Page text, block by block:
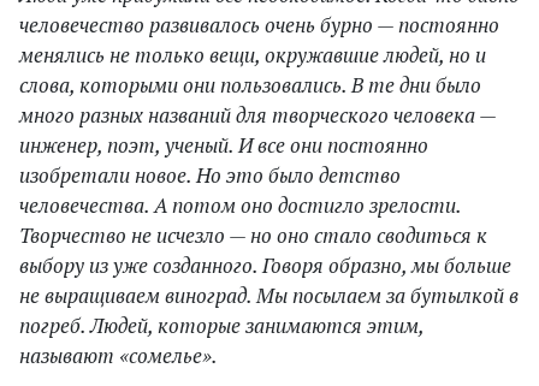
человечество развивалось очень бурно — постоянно
менялись не только вещи, окружавшие людей, но и
слова, которыми они пользовались. В те дни было
много разных названий для творческого человека —
инженер, поэт, ученый. И все они постоянно
изобретали новое. Но это было детство
человечества. А потом оно достигло зрелости.
Творчество не исчезло — но оно стало сводиться к
выбору из уже созданного. Говоря образно, мы больше
не выращиваем виноград. Мы посылаем за бутылкой в
погреб. Людей, которые занимаются этим,
называют «сомелье».